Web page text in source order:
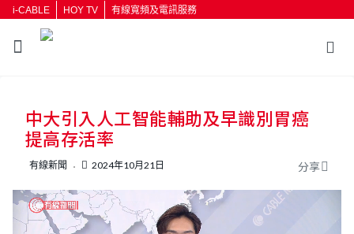
i-CABLE HOY TV 有線寬頻及電訊服務
按輸入鍵開始搜尋
中大引入人工智能輔助及早識別胃癌
提高存活率
有線新聞 2024年10月21日 分享